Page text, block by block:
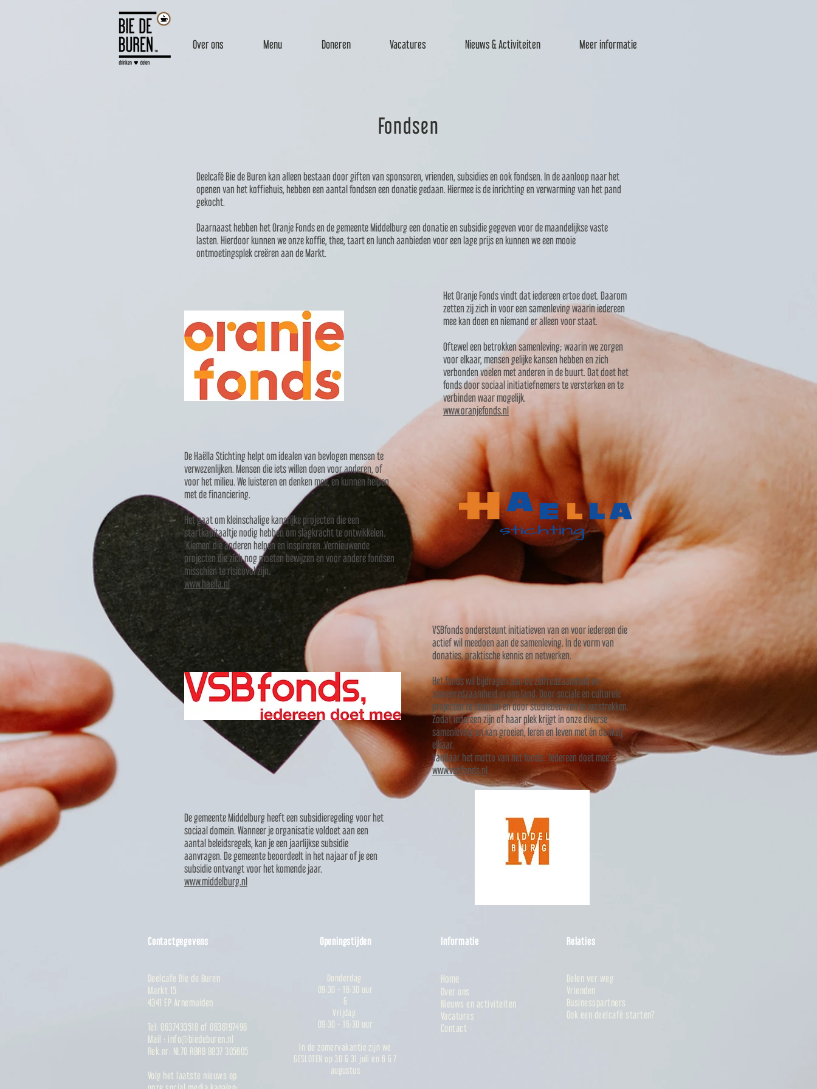
Over ons Menu Doneren Vacatures Nieuws & Activiteiten Meer informatie
Fondsen
Deelcafé Bie de Buren kan alleen bestaan door giften van sponsoren, vrienden, subsidies en ook fondsen. In de aanloop naar het
openen van het koffiehuis, hebben een aantal fondsen een donatie gedaan. Hiermee is de inrichting en verwarming van het pand
gekocht.
Daarnaast hebben het Oranje Fonds en de gemeente Middelburg een donatie en subsidie gegeven voor de maandelijkse vaste
lasten. Hierdoor kunnen we onze koffie, thee, taart en lunch aanbieden voor een lage prijs en kunnen we een mooie
ontmoetingsplek creëren aan de Markt.
Het Oranje Fonds vindt dat iedereen ertoe doet. Daarom
zetten zij zich in voor een samenleving waarin iedereen
mee kan doen en niemand er alleen voor staat.
Oftewel een betrokken samenleving; waarin we zorgen
voor elkaar, mensen gelijke kansen hebben en zich
verbonden voelen met anderen in de buurt. Dat doet het
fonds door sociaal initiatiefnemers te versterken en te
verbinden waar mogelijk.
www.oranjefonds.nl
De Haëlla Stichting helpt om idealen van bevlogen mensen te
verwezenlijken. Mensen die iets willen doen voor anderen, of
voor het milieu. We luisteren en denken mee, en kunnen helpen
met de financiering.
Het gaat om kleinschalige kansrijke projecten die een
startkapitaaltje nodig hebben om slagkracht te ontwikkelen.
‘Kiemen’ die anderen helpen en inspireren. Vernieuwende
projecten die zich nog moeten bewijzen en voor andere fondsen
misschien te risicovol zijn.
www.haella.nl
VSBfonds ondersteunt initiatieven van en voor iedereen die
actief wil meedoen aan de samenleving. In de vorm van
donaties, praktische kennis en netwerken.
Het fonds wil bijdragen aan de zelfredzaamheid en
samenredzaamheid in ons land. Door sociale en culturele
projecten te steunen en door studiebeurzen te verstrekken.
Zodat iedereen zijn of haar plek krijgt in onze diverse
samenleving en kan groeien, leren en leven met én dankzij
elkaar.
Vandaar het motto van het fonds: ‘Iedereen doet mee’.
www.vsbfonds.nl
De gemeente Middelburg heeft een subsidieregeling voor het
sociaal domein. Wanneer je organisatie voldoet aan een
aantal beleidsregels, kan je een jaarlijkse subsidie
aanvragen. De gemeente beoordeelt in het najaar of je een
subsidie ontvangt voor het komende jaar.
www.middelburg.nl
Contactgegevens
Deelcafe Bie de Buren
Markt 15
4341 EP Arnemuiden
Tel: 0637433518 of 0636197496
Mail : info@biedeburen.nl
Rek.nr: NL70 RBRB 8837 305605
Volg het laatste nieuws op
Openingstijden
Donderdag
09:30 - 16:30 uur
&
Vrijdag
09:30 - 16:30 uur​
In de zomervakantie zijn we
GESLOTEN op 30 & 31 juli en 6 & 7
augustus
Informatie
Home
Over ons
Nieuws en activiteiten
Vacatures
Contact
Relaties
Delen ver weg
Vrienden
Businesspartners
Ook een deelcafé starten?